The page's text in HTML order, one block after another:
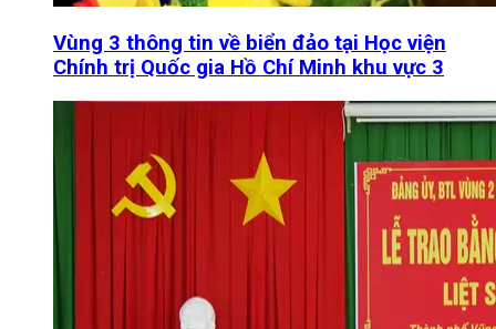
Vùng 3 thông tin về biển đảo tại Học viện
Chính trị Quốc gia Hồ Chí Minh khu vực 3